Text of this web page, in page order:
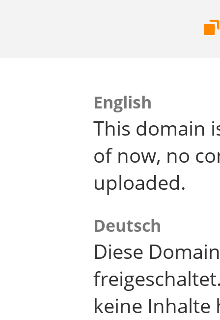
English
This domain
of now, no
uploaded.
Deutsch
Diese
keine Inhalte